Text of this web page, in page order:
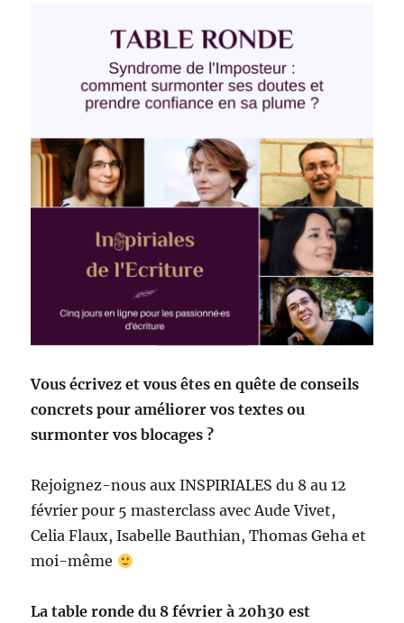
Vous écrivez et vous êtes en quête de conseils
concrets pour améliorer vos textes ou
surmonter vos blocages ?
Rejoignez-nous aux INSPIRIALES du 8 au 12
février pour 5 masterclass avec Aude Vivet,
Celia Flaux, Isabelle Bauthian, Thomas Geha et
moi-même
La table ronde du 8 février à 20h30 est